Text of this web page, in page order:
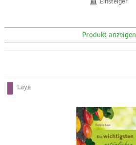
Produkt anzeigen
Laye